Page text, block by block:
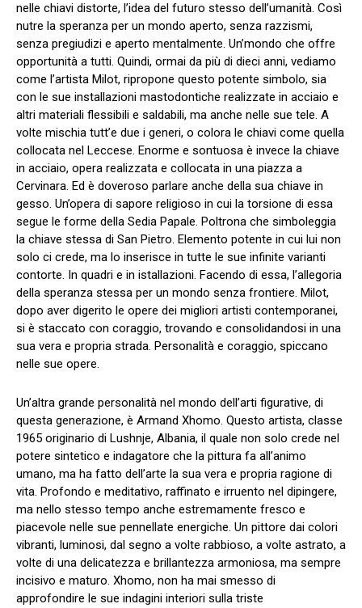
nelle chiavi distorte, l’idea del futuro stesso dell’umanità. Così
nutre la speranza per un mondo aperto, senza razzismi,
senza pregiudizi e aperto mentalmente. Un’mondo che offre
opportunità a tutti. Quindi, ormai da più di dieci anni, vediamo
come l’artista Milot, ripropone questo potente simbolo, sia
con le sue installazioni mastodontiche realizzate in acciaio e
altri materiali flessibili e saldabili, ma anche nelle sue tele. A
volte mischia tutt’e due i generi, o colora le chiavi come quella
collocata nel Leccese. Enorme e sontuosa è invece la chiave
in acciaio, opera realizzata e collocata in una piazza a
Cervinara. Ed è doveroso parlare anche della sua chiave in
gesso. Un’opera di sapore religioso in cui la torsione di essa
segue le forme della Sedia Papale. Poltrona che simboleggia
la chiave stessa di San Pietro. Elemento potente in cui lui non
solo ci crede, ma lo inserisce in tutte le sue infinite varianti
contorte. In quadri e in istallazioni. Facendo di essa, l’allegoria
della speranza stessa per un mondo senza frontiere. Milot,
dopo aver digerito le opere dei migliori artisti contemporanei,
si è staccato con coraggio, trovando e consolidandosi in una
sua vera e propria strada. Personalità e coraggio, spiccano
nelle sue opere.
Un’altra grande personalità nel mondo dell’arti figurative, di
questa generazione, è Armand Xhomo. Questo artista, classe
1965 originario di Lushnje, Albania, il quale non solo crede nel
potere sintetico e indagatore che la pittura fa all’animo
umano, ma ha fatto dell’arte la sua vera e propria ragione di
vita. Profondo e meditativo, raffinato e irruento nel dipingere,
ma nello stesso tempo anche estremamente fresco e
piacevole nelle sue pennellate energiche. Un pittore dai colori
vibranti, luminosi, dal segno a volte rabbioso, a volte astrato, a
volte di una delicatezza e brillantezza armoniosa, ma sempre
incisivo e maturo. Xhomo, non ha mai smesso di
approfondire le sue indagini interiori sulla triste